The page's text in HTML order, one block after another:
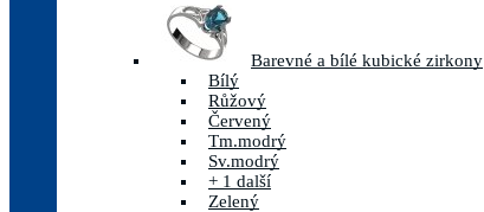
Barevné a bílé kubické zirkony
Bílý
Růžový
Červený
Tm.modrý
Sv.modrý
+ 1 další
Zelený